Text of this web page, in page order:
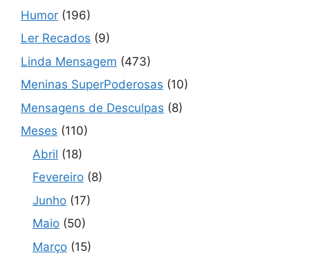
Humor (196)
Ler Recados (9)
Linda Mensagem (473)
Meninas SuperPoderosas (10)
Mensagens de Desculpas (8)
Meses (110)
Abril (18)
Fevereiro (8)
Junho (17)
Maio (50)
Março (15)